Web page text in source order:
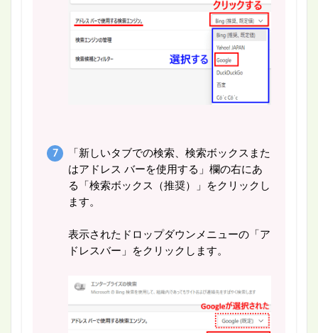
「新しいタブでの検索、検索ボックスまた
はアドレス バーを使用する」欄の右にあ
る「検索ボックス（推奨）」をクリックし
ます。
表示されたドロップダウンメニューの「ア
ドレスバー」をクリックします。